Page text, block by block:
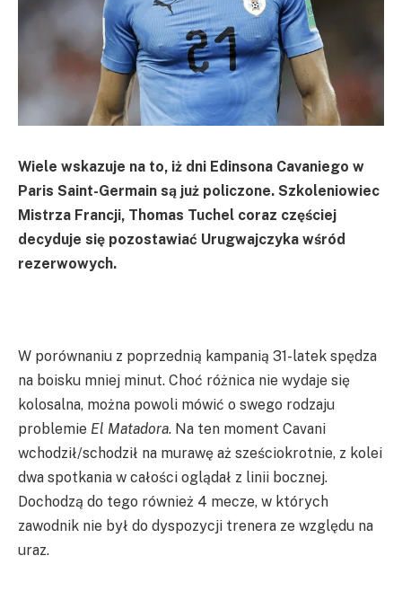
Wiele wskazuje na to, iż dni Edinsona Cavaniego w
Paris Saint-Germain są już policzone. Szkoleniowiec
Mistrza Francji, Thomas Tuchel coraz częściej
decyduje się pozostawiać Urugwajczyka wśród
rezerwowych.
W porównaniu z poprzednią kampanią 31-latek spędza
na boisku mniej minut. Choć różnica nie wydaje się
kolosalna, można powoli mówić o swego rodzaju
problemie El Matadora. Na ten moment Cavani
wchodził/schodził na murawę aż sześciokrotnie, z kolei
dwa spotkania w całości oglądał z linii bocznej.
Dochodzą do tego również 4 mecze, w których
zawodnik nie był do dyspozycji trenera ze względu na
uraz.